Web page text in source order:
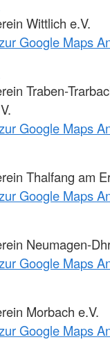
Wittlich e.V.
Google Maps
Traben-
Google Maps
Thalfang am
Google Maps
Neumagen-
Google Maps
Morbach e.V.
Google Maps